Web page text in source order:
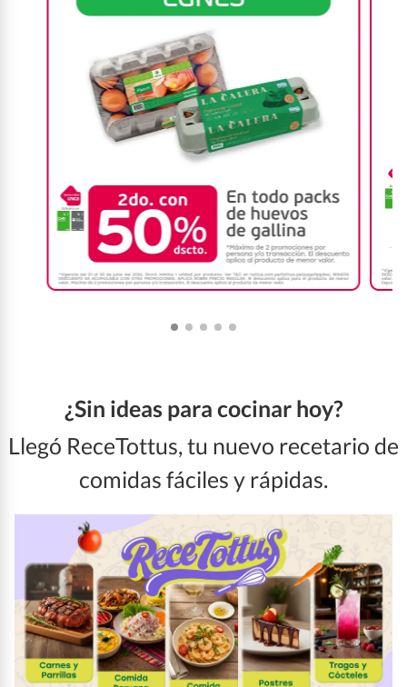
¿Sin ideas para cocinar hoy?
Llegó ReceTottus, tu nuevo recetario de
comidas fáciles y rápidas.